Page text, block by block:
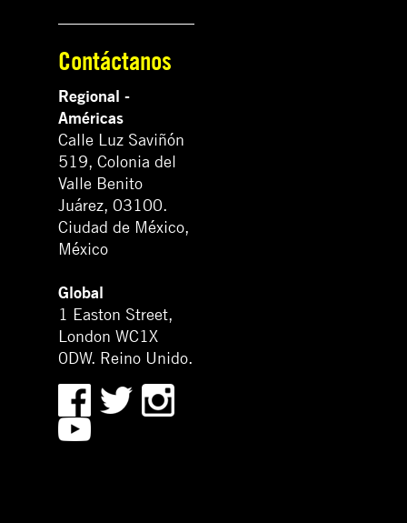
Contáctanos
Regional -
Américas
Calle Luz Saviñón
519, Colonia del
Valle Benito
Juárez, 03100.
Ciudad de México,
México
Global
1 Easton Street,
London WC1X
0DW. Reino Unido.